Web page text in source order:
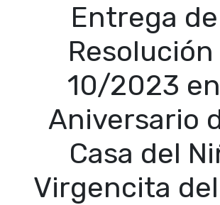
Entrega
Resolución
10/2023
Aniversario
Casa del
Virgencita